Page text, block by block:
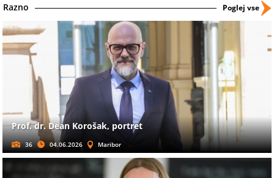
Razno Poglej vse
Prof. dr. Dean Korošak, portret
36 04.06.2026 Maribor